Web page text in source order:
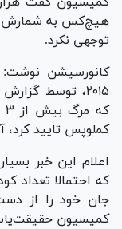
هیچ‌کس به شمارش
توجهی نکرد.
کانورسیشن
۲۰۱۵، توسط
کملوپس تایید کرد،
اعلام این خبر
که احتمالا تعداد
جان خود را از
کمیسیون